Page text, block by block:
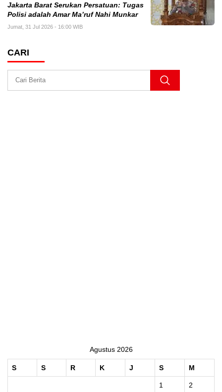
Jakarta Barat Serukan Persatuan: Tugas
Polisi adalah Amar Ma’ruf Nahi Munkar
Jumat, 31 Jul 2026 - 16:00 WIB
CARI
Agustus 2026
S S R K J S M
1 2